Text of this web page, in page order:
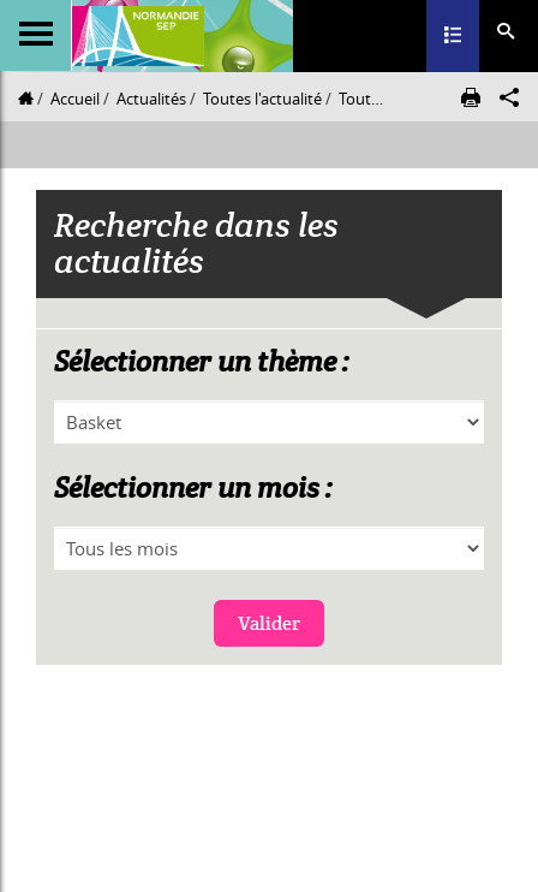
Toggle
Accueil Actualités Toutes l'actualité Toute l'actualité
Recherche dans les
actualités
Sélectionner un thème :
Sélectionner un mois :